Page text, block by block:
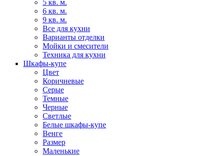
5 кв. м.
6 кв. м.
9 кв. м.
Все для кухни
Варианты отделки
Мойки и смесители
Техника для кухни
Шкафы-купе
Цвет
Коричневые
Серые
Темные
Черные
Светлые
Белые шкафы-купе
Венге
Размер
Маленькие